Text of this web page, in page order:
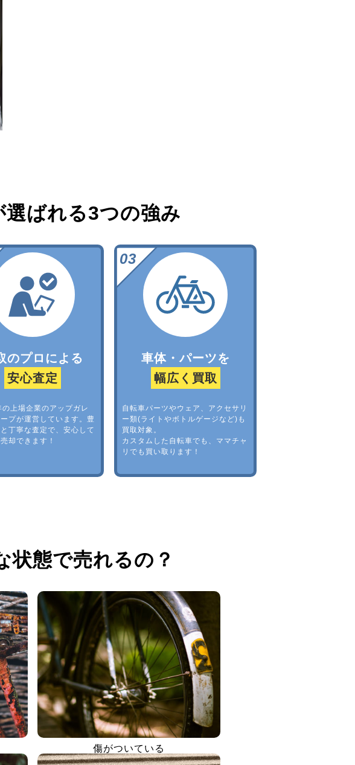
選ばれる3つの強み
のプロによる
安心査定
上場企業のアップガレ
プが運営しています。豊
丁寧な査定で、安心して
却できます！
車体・パーツを
幅広く買取
自転車パーツやウェア、アクセサリ
ー類(ライトやボトルゲージなど)も
買取対象。
カスタムした自転車でも、ママチャ
リでも買い取ります！
状態で売れるの？
傷がついている